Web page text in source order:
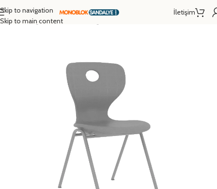
Skip to navigation
Skip to main content
İletişim
Ana Sayfa/Eğitim Donanımları